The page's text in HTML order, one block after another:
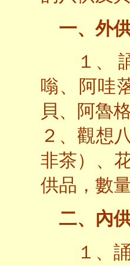
一、外供
１、
嗡、阿哇
貝、阿魯
２、觀想
非茶）、
供品，數
二、內供
１、誦